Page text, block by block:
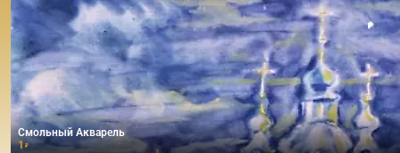
Смольный Акварель
1₽